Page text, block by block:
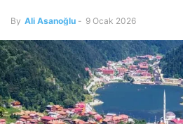
By Ali Asanoğlu - 9 Ocak 2026